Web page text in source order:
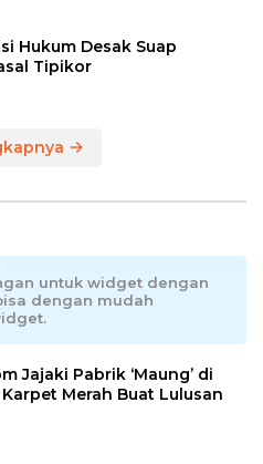
Hukum Desak Suap
Tipikor
untuk widget dengan
dengan mudah
Jajaki Pabrik ‘Maung’ di
Merah Buat Lulusan